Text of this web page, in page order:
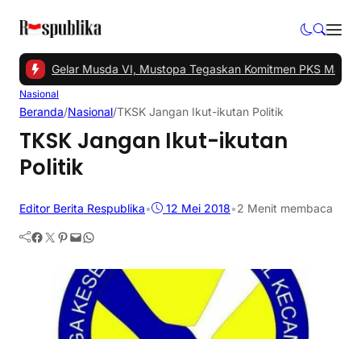
Gelar Musda VI, Mustopa Tegaskan Komitmen PKS Majukan
Nasional
Beranda/Nasional/TKSK Jangan Ikut-ikutan Politik
TKSK Jangan Ikut-ikutan
Politik
Editor Berita Respublika• 12 Mei 2018•2 Menit membaca
Facebook Twitter Pinterest Mail WhatsApp